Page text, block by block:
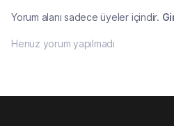
Yorum alanı sadece üyeler içindir.
Henüz yorum yapılmadı